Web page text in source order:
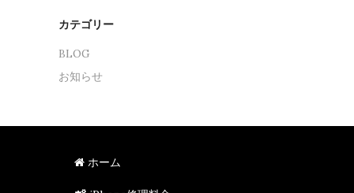
カテゴリー
BLOG
お知らせ
ホーム